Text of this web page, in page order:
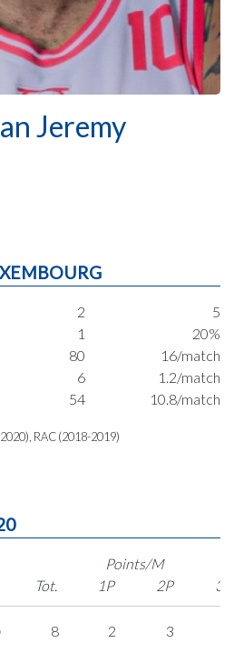
Jeremy
2
5
1
20%
80
16/match
6
1.2/match
54 10.8/match
RAC (2018-2019)
Points/M
Tot.
1P 2P 3P
8 2 3